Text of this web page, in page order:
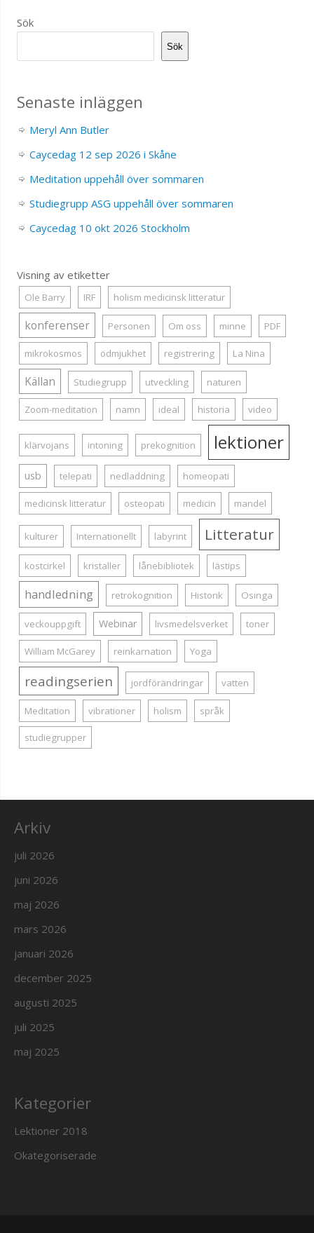
Sök
Sök
Senaste inläggen
Meryl Ann Butler
Caycedag 12 sep 2026 i Skåne
Meditation uppehåll över sommaren
Studiegrupp ASG uppehåll över sommaren
Caycedag 10 okt 2026 Stockholm
Visning av etiketter
Ole Barry IRF holism medicinsk litteratur
konferenser Personen Om oss minne PDF
mikrokosmos ödmjukhet registrering La Nina
Källan Studiegrupp utveckling naturen
Zoom-meditation namn ideal historia video
klärvojans intoning prekognition lektioner
usb telepati nedladdning homeopati
medicinsk litteratur osteopati medicin mandel
kulturer Internationellt labyrint Litteratur
kostcirkel kristaller lånebibliotek lästips
handledning retrokognition Historik Osinga
veckouppgift Webinar livsmedelsverket toner
William McGarey reinkarnation Yoga
readingserien jordförändringar vatten
Meditation vibrationer holism språk
studiegrupper
Arkiv
juli 2026
juni 2026
maj 2026
mars 2026
januari 2026
december 2025
augusti 2025
juli 2025
maj 2025
Kategorier
Lektioner 2018
Okategoriserade